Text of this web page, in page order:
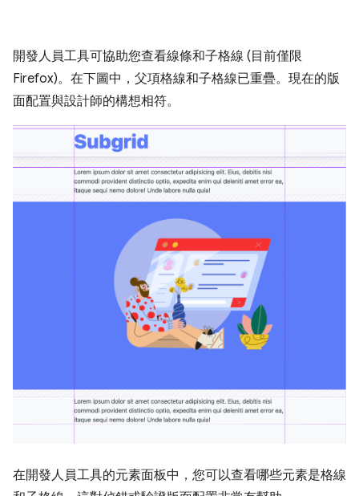
開發人員工具可協助您查看線條和子格線 (目前僅限
Firefox)。在下圖中，父項格線和子格線已重疊。現在的版
面配置與設計師的構想相符。
在開發人員工具的元素面板中，您可以查看哪些元素是格線